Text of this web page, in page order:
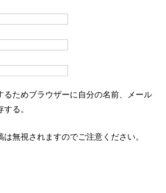
るためブラウザーに自分の名前、メール
る。
無視されますのでご注意ください。